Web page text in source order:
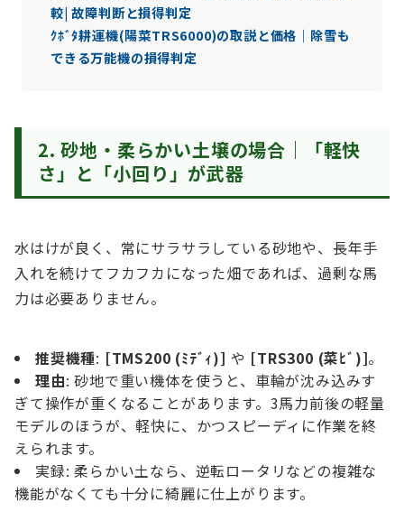
較| 故障判断と損得判定
ｸﾎﾞﾀ耕運機(陽菜TRS6000)の取説と価格｜除雪も
できる万能機の損得判定
2. 砂地・柔らかい土壌の場合｜「軽快
さ」と「小回り」が武器
水はけが良く、常にサラサラしている砂地や、長年手
入れを続けてフカフカになった畑であれば、過剰な馬
力は必要ありません。
推奨機種: [TMS200 (ﾐﾃﾞｨ)] や [TRS300 (菜ﾋﾞ)]。
理由: 砂地で重い機体を使うと、車輪が沈み込みす
ぎて操作が重くなることがあります。3馬力前後の軽量
モデルのほうが、軽快に、かつスピーディに作業を終
えられます。
実録: 柔らかい土なら、逆転ロータリなどの複雑な
機能がなくても十分に綺麗に仕上がります。